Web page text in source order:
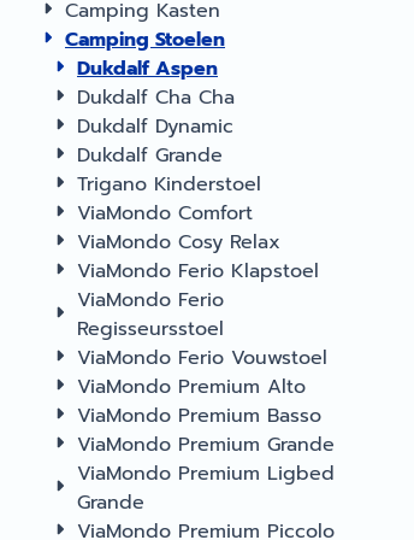
Camping Kasten
Camping Stoelen
Dukdalf Aspen
Dukdalf Cha Cha
Dukdalf Dynamic
Dukdalf Grande
Trigano Kinderstoel
ViaMondo Comfort
ViaMondo Cosy Relax
ViaMondo Ferio Klapstoel
ViaMondo Ferio
Regisseursstoel
ViaMondo Ferio Vouwstoel
ViaMondo Premium Alto
ViaMondo Premium Basso
ViaMondo Premium Grande
ViaMondo Premium Ligbed
Grande
ViaMondo Premium Piccolo